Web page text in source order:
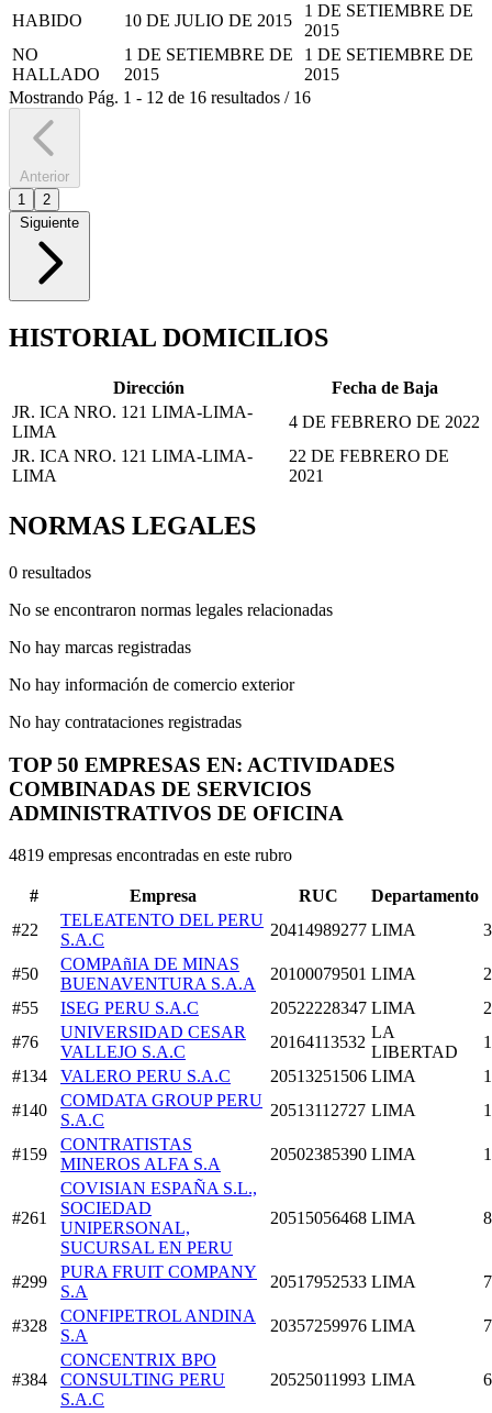
HABIDO 10 DE JULIO DE 2015
1 DE SETIEMBRE DE
2015
NO
HALLADO
1 DE SETIEMBRE DE
2015
1 DE SETIEMBRE DE
2015
Mostrando Pág. 1 - 12 de 16 resultados / 16
Anterior
1
2
Siguiente
HISTORIAL DOMICILIOS
Dirección
Fecha de Baja
JR. ICA NRO. 121 LIMA-LIMA-
LIMA
4 DE FEBRERO DE 2022
JR. ICA NRO. 121 LIMA-LIMA-
LIMA
22 DE FEBRERO DE
2021
NORMAS LEGALES
0 resultados
No se encontraron normas legales relacionadas
No hay marcas registradas
No hay información de comercio exterior
No hay contrataciones registradas
TOP 50 EMPRESAS EN: ACTIVIDADES
COMBINADAS DE SERVICIOS
ADMINISTRATIVOS DE OFICINA
4819 empresas encontradas en este rubro
# Empresa RUC
Departamento
#22
TELEATENTO DEL PERU
S.A.C
20414989277 LIMA
#50
COMPAñIA DE MINAS
BUENAVENTURA S.A.A
20100079501 LIMA
#55
ISEG PERU S.A.C 20522228347 LIMA
#76
UNIVERSIDAD CESAR
VALLEJO S.A.C
20164113532
LA
LIBERTAD
#134
VALERO PERU S.A.C 20513251506 LIMA
#140
COMDATA GROUP PERU
S.A.C
20513112727 LIMA
#159
CONTRATISTAS
MINEROS ALFA S.A
20502385390 LIMA
#261
COVISIAN ESPAÑA S.L.,
SOCIEDAD
UNIPERSONAL,
SUCURSAL EN PERU
20515056468 LIMA
#299
PURA FRUIT COMPANY
S.A
20517952533 LIMA
#328
CONFIPETROL ANDINA
S.A
20357259976 LIMA
#384
CONCENTRIX BPO
CONSULTING PERU
S.A.C
20525011993 LIMA